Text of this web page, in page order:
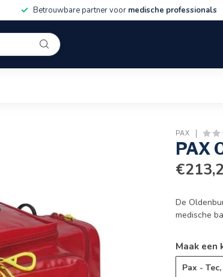
Betrouwbare partner voor medische professionals
PAX
PAX
De
medische
Maak een
Pax -